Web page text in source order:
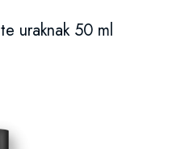
uraknak 50 ml